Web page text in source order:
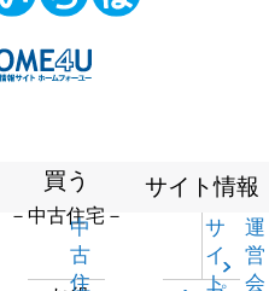
買う
－中古住宅－
中
古
住
サイト情報
サ
イ
ト
運
営
会